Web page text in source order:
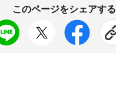
このページをシェアする